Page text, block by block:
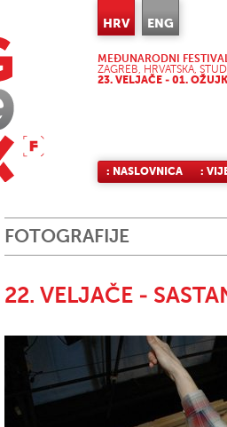
HRV ENG
MEĐUNARODNI
ZAGREB, HRVATSKA,
23. VELJAČE - 01.
: NASLOVNICA :
FOTOGRAFIJE
22. VELJAČE -